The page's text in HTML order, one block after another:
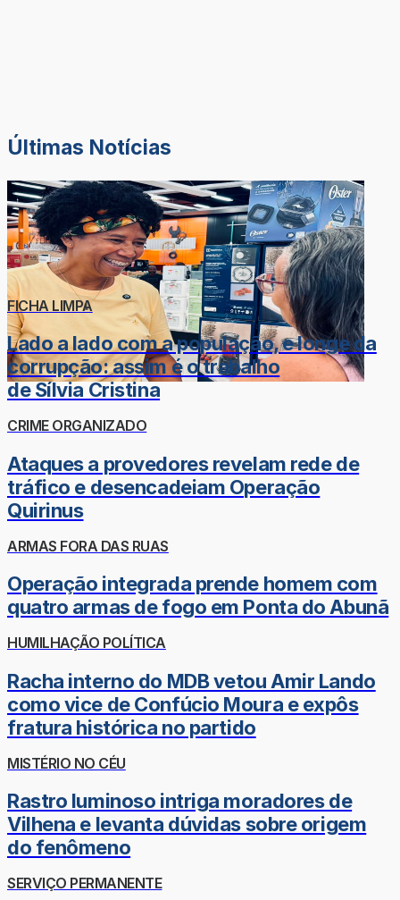
Últimas Notícias
FICHA LIMPA
Lado a lado com a população, e longe da
corrupção: assim é o trabalho
de Sílvia Cristina
CRIME ORGANIZADO
Ataques a provedores revelam rede de
tráfico e desencadeiam Operação
Quirinus
ARMAS FORA DAS RUAS
Operação integrada prende homem com
quatro armas de fogo em Ponta do Abunã
HUMILHAÇÃO POLÍTICA
Racha interno do MDB vetou Amir Lando
como vice de Confúcio Moura e expôs
fratura histórica no partido
MISTÉRIO NO CÉU
Rastro luminoso intriga moradores de
Vilhena e levanta dúvidas sobre origem
do fenômeno
SERVIÇO PERMANENTE